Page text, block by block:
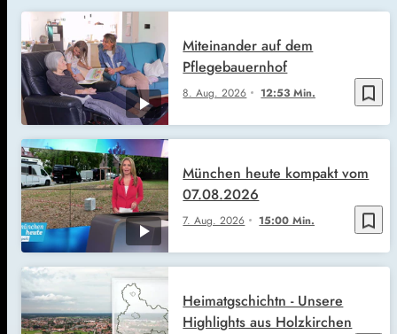
bookmark_border
8. Aug. 2026 12:53 Min.
Miteinander auf dem
Pflegebauernhof
bookmark_border
7. Aug. 2026 15:00 Min.
München heute kompakt vom
07.08.2026
Heimatgschichtn - Unsere
Highlights aus Holzkirchen